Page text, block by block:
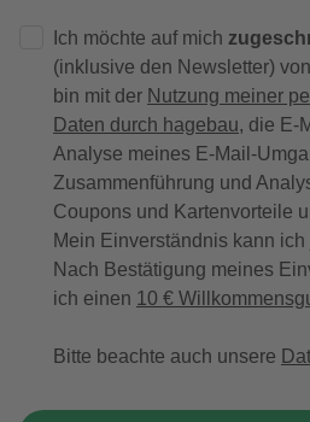
Ich möchte auf mich
(inklusive den Newsletter)
bin mit der Nutzung meiner
Daten durch hagebau, die E-
Analyse meines E-Mail-
Zusammenführung und
Coupons und Kartenvorteile
Mein Einverständnis kann
Nach Bestätigung meines
ich einen 10 €
Bitte beachte auch unsere